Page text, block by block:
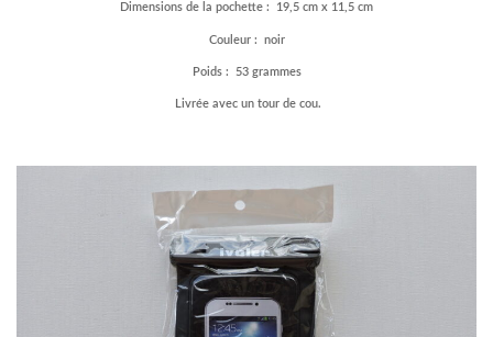
Dimensions de la pochette : 19,5 cm x 11,5 cm
Couleur : noir
Poids : 53 grammes
Livrée avec un tour de cou.